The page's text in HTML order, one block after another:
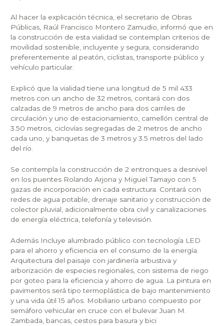
Al hacer la explicación técnica, el secretario de Obras
Públicas, Raúl Francisco Montero Zamudio, informó que en
la construcción de esta vialidad se contemplan criterios de
movilidad sostenible, incluyente y segura, considerando
preferentemente al peatón, ciclistas, transporte público y
vehículo particular.
Explicó que la vialidad tiene una longitud de 5 mil 433
metros con un ancho de 32 metros, contará con dos
calzadas de 9 metros de ancho para dos carriles de
circulación y uno de estacionamiento, camellón central de
3.50 metros, ciclovías segregadas de 2 metros de ancho
cada uno, y banquetas de 3 metros y 3.5 metros del lado
del río.
Se contempla la construcción de 2 entronques a desnivel
en los puentes Rolando Arjona y Miguel Tamayo con 5
gazas de incorporación en cada estructura. Contará con
redes de agua potable, drenaje sanitario y construcción de
colector pluvial, adicionalmente obra civil y canalizaciones
de energía eléctrica, telefonía y televisión.
Además Incluye alumbrado público con tecnología LED
para el ahorro y eficiencia en el consumo de la energía.
Arquitectura del paisaje con jardinería arbustiva y
arborización de especies regionales, con sistema de riego
por goteo para la eficiencia y ahorro de agua. La pintura en
pavimentos será tipo termoplástica de bajo mantenimiento
y una vida útil 15 años. Mobiliario urbano compuesto por
semáforo vehicular en cruce con el bulevar Juan M.
Zambada, bancas, cestos para basura y bici